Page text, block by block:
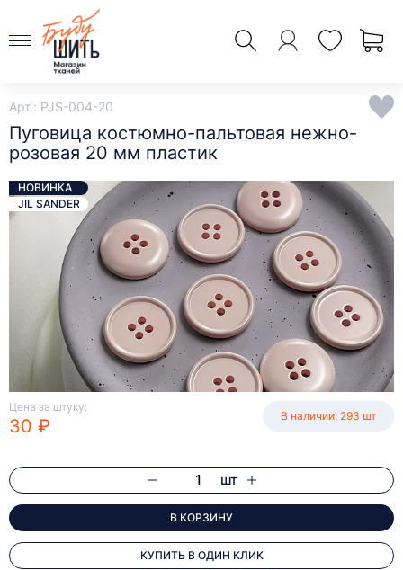
Арт.: PJS-004-20
Пуговица костюмно-пальтовая нежно-
розовая 20 мм пластик
Цена за штуку:
30 ₽ В наличии: 293 шт
шт
В КОРЗИНУ
КУПИТЬ В ОДИН КЛИК
НОВИНКА
JIL SANDER